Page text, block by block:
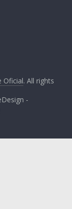
Oficial. All rights
-